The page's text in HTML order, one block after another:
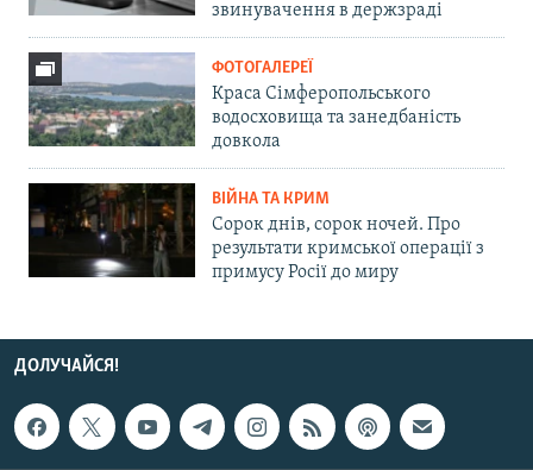
звинувачення в держзраді
ФОТОГАЛЕРЕЇ
Краса Сімферопольського
водосховища та занедбаність
довкола
ВІЙНА ТА КРИМ
Сорок днів, сорок ночей. Про
результати кримської операції з
примусу Росії до миру
ДОЛУЧАЙСЯ!